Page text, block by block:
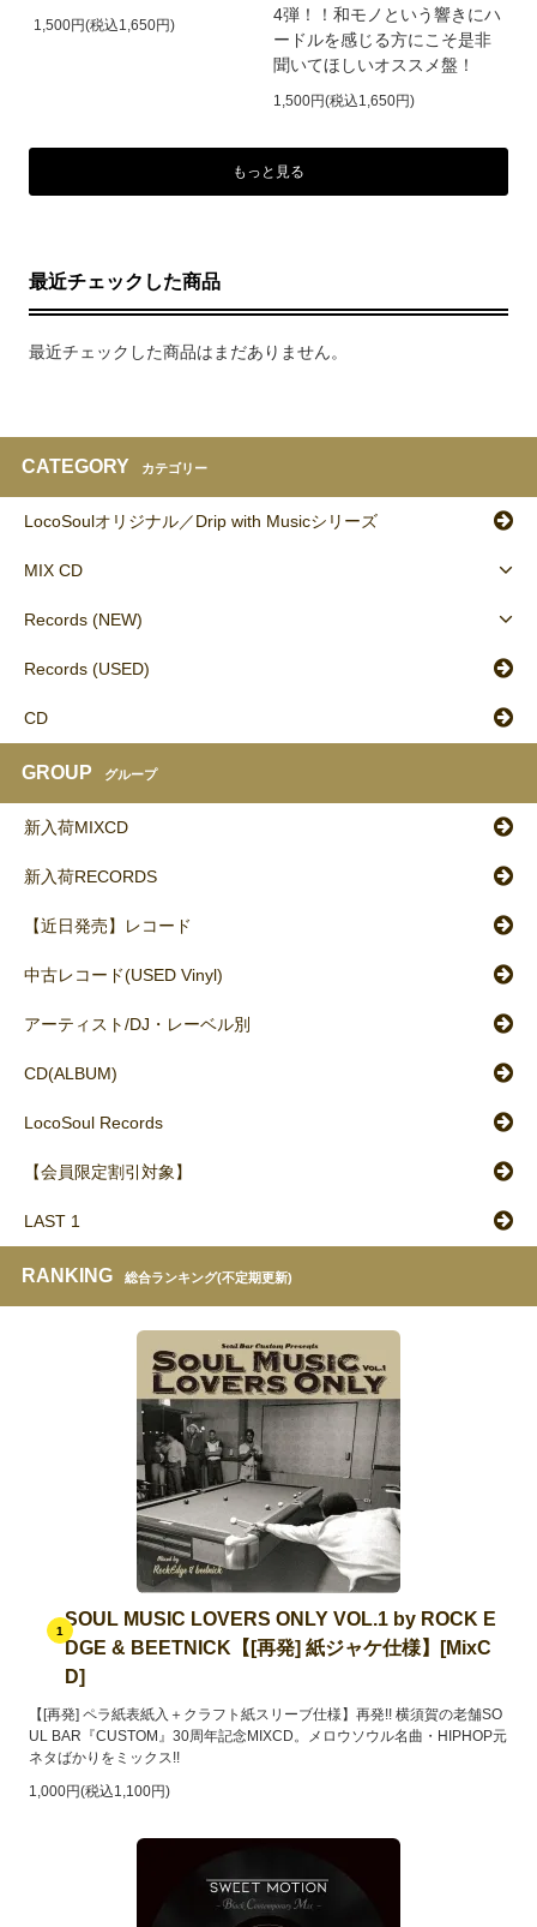
1,500円(税込1,650円)
4弾！！和モノという響きにハ
ードルを感じる方にこそ是非
聞いてほしいオススメ盤！
1,500円(税込1,650円)
もっと見る
最近チェックした商品
最近チェックした商品はまだありません。
CATEGORY カテゴリー
LocoSoulオリジナル／Drip with Musicシリーズ
MIX CD
Records (NEW)
Records (USED)
CD
GROUP グループ
新入荷MIXCD
新入荷RECORDS
【近日発売】レコード
中古レコード(USED Vinyl)
アーティスト/DJ・レーベル別
CD(ALBUM)
LocoSoul Records
【会員限定割引対象】
LAST 1
RANKING 総合ランキング(不定期更新)
1
SOUL MUSIC LOVERS ONLY VOL.1 by ROCK E
DGE & BEETNICK【[再発] 紙ジャケ仕様】[MixC
D]
【[再発] ペラ紙表紙入＋クラフト紙スリーブ仕様】再発!! 横須賀の老舗SO
UL BAR『CUSTOM』30周年記念MIXCD。メロウソウル名曲・HIPHOP元
ネタばかりをミックス!!
1,000円(税込1,100円)